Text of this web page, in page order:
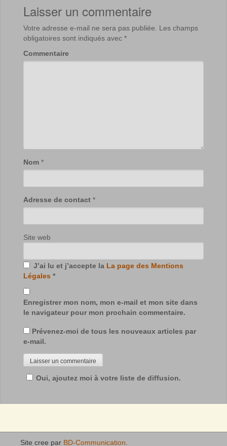
Laisser un commentaire
Votre adresse e-mail ne sera pas publiée. Les champs
obligatoires sont indiqués avec *
Commentaire
Nom *
Adresse de contact *
Site web
J’ai lu et j’accepte la La page des Mentions
Légales *
Enregistrer mon nom, mon e-mail et mon site dans
le navigateur pour mon prochain commentaire.
Prévenez-moi de tous les nouveaux articles par
e-mail.
Oui, ajoutez moi à votre liste de diffusion.
Site cree par BD-Communication.